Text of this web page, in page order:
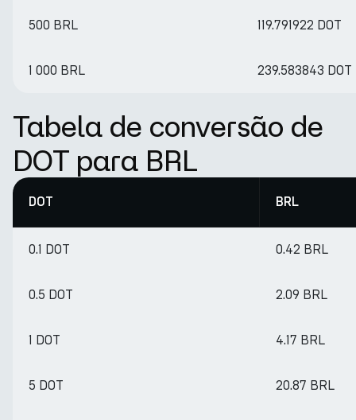
500 BRL 119.791922 DOT
1 000 BRL 239.583843 DOT
Tabela de conversão de
DOT para BRL
DOT BRL
0.1 DOT 0.42 BRL
0.5 DOT 2.09 BRL
1 DOT 4.17 BRL
5 DOT 20.87 BRL